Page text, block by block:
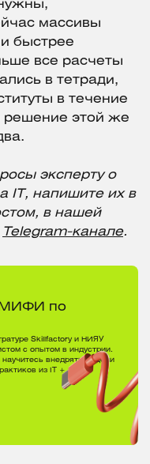
массивы
быстрее
все расчеты
в тетради,
в течение
решение этой же
эксперту о
IT, напишите их в
в нашей
Telegram-канале.
МИФИ по
Skillfactory и НИЯУ
с опытом в индустрии.
внедрять модели
из IT +